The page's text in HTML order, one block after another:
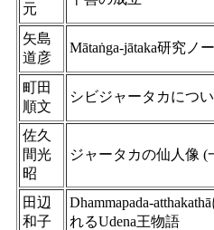
元
矢島
道彦
Mātaṅga-jātaka研究ノ
町田
順文
シビジャータカにつ
佐久
間光
昭
ジャータカの仙人像 (
田辺
和子
Dhammapada-
れるUdena王物語